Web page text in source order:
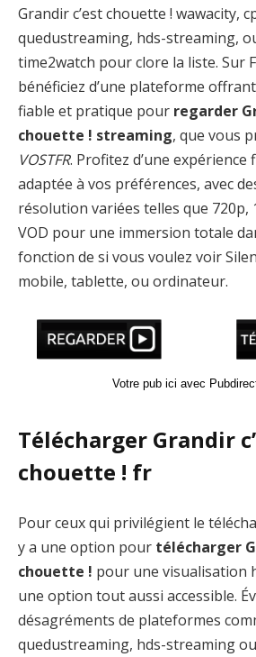
Grandir c’est chouette ! wawacity,
quedustreaming, hds-streaming,
time2watch pour clore la liste. Sur
bénéficiez d’une plateforme
fiable et pratique pour regarder
chouette ! streaming, que vous
VOSTFR. Profitez d’une expérience
adaptée à vos préférences, avec
résolution variées telles que 720p,
VOD pour une immersion totale
fonction de si vous voulez voir
mobile, tablette, ou ordinateur.
Votre pub ici avec
Télécharger Grandir
chouette ! fr
Pour ceux qui privilégient le
y a une option pour télécharger
chouette ! pour une visualisation
une option tout aussi accessible.
désagréments de plateformes
quedustreaming, hds-streaming ou